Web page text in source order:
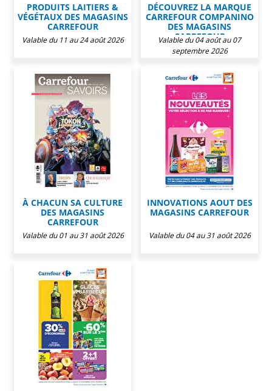
PRODUITS LAITIERS &
VÉGÉTAUX DES MAGASINS
CARREFOUR
Valable du 11 au 24 août 2026
DÉCOUVREZ LA MARQUE
CARREFOUR COMPANINO
DES MAGASINS
CARREFOUR
Valable du 04 août au 07
septembre 2026
À CHACUN SA CULTURE
DES MAGASINS
CARREFOUR
Valable du 01 au 31 août 2026
INNOVATIONS AOUT DES
MAGASINS CARREFOUR
Valable du 04 au 31 août 2026